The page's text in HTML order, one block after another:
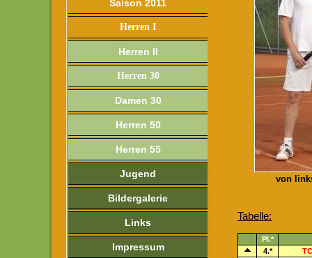
Saison 2011
Herren I
Herren II
Herren 30
Damen 30
Herren 50
Herren 55
Jugend
Bildergalerie
Links
Impressum
von
Tabelle:
Pl.*
4.*